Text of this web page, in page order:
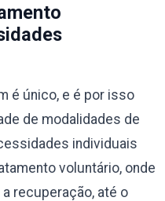
é único, e é por isso
de modalidades de
individuais
voluntário, onde
recuperação, até o